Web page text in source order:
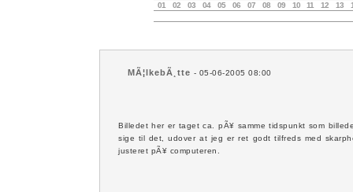
01 02 03 04 05 06 07 08 09 10 11 12 13
MÃ¦lkebÃ¸tte - 05-06-2005 08:00
Billedet her er taget ca. pÃ¥ samme tidspunkt som
sige til det, udover at jeg er ret godt tilfreds med
justeret pÃ¥ computeren.